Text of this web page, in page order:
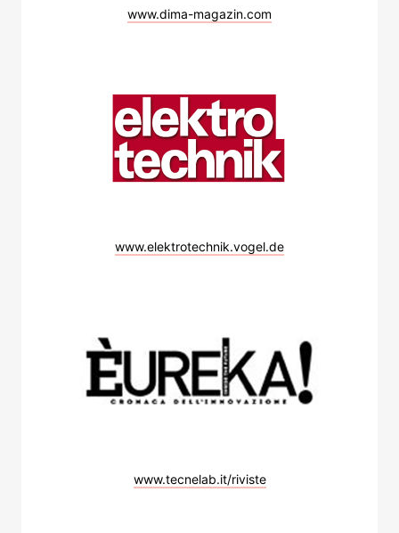
www.dima-magazin.com
www.elektrotechnik.vogel.de
www.tecnelab.it/riviste